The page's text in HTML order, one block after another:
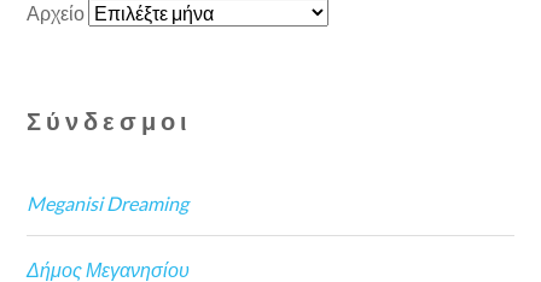
Αρχείο
Σύνδεσμοι
Meganisi Dreaming
Δήμος Μεγανησίου